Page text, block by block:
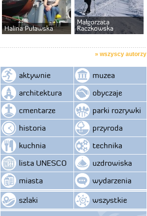
Halina Puławska
Małgorzata
Raczkowska
» wszyscy autorzy
aktywnie
architektura
cmentarze
historia
kuchnia
lista UNESCO
miasta
szlaki
muzea
obyczaje
parki rozrywki
przyroda
technika
uzdrowiska
wydarzenia
wszystkie